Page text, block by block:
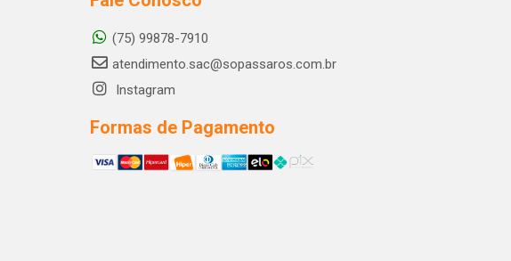
(75) 99878-7910
atendimento.sac@sopassaros.com.br
Instagram
Formas de Pagamento